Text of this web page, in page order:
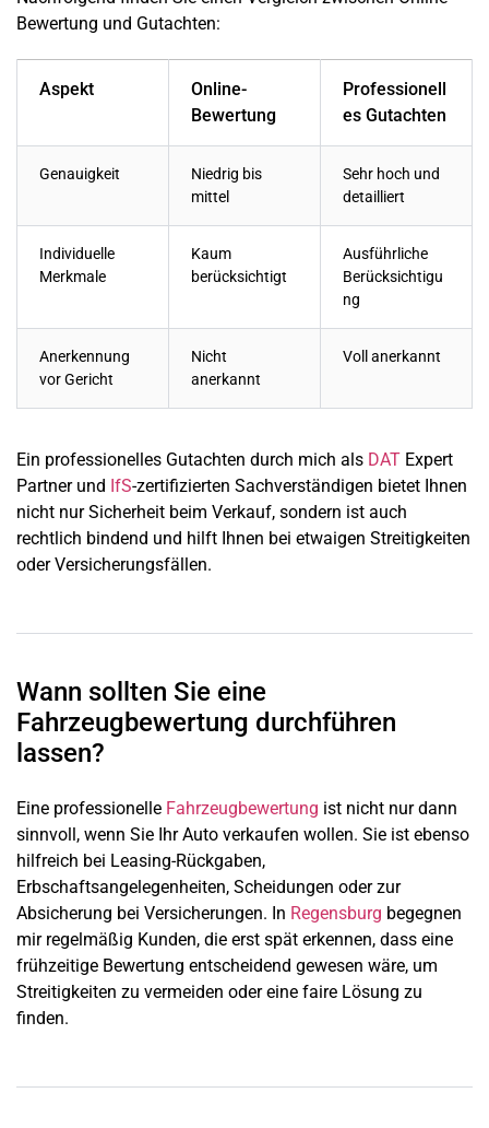
Bewertung und Gutachten:
Aspekt
Online-
Bewertung
Professionell
es Gutachten
Genauigkeit
Niedrig bis
mittel
Sehr hoch und
detailliert
Individuelle
Merkmale
Kaum
berücksichtigt
Ausführliche
Berücksichtigu
ng
Anerkennung
vor Gericht
Nicht
anerkannt
Voll anerkannt
Ein professionelles Gutachten durch mich als DAT Expert
Partner und IfS-zertifizierten Sachverständigen bietet Ihnen
nicht nur Sicherheit beim Verkauf, sondern ist auch
rechtlich bindend und hilft Ihnen bei etwaigen Streitigkeiten
oder Versicherungsfällen.
Wann sollten Sie eine
Fahrzeugbewertung durchführen
lassen?
Eine professionelle Fahrzeugbewertung ist nicht nur dann
sinnvoll, wenn Sie Ihr Auto verkaufen wollen. Sie ist ebenso
hilfreich bei Leasing-Rückgaben,
Erbschaftsangelegenheiten, Scheidungen oder zur
Absicherung bei Versicherungen. In Regensburg begegnen
mir regelmäßig Kunden, die erst spät erkennen, dass eine
frühzeitige Bewertung entscheidend gewesen wäre, um
Streitigkeiten zu vermeiden oder eine faire Lösung zu
finden.